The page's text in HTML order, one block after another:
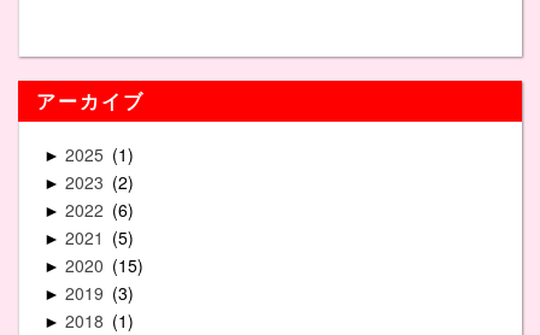
アーカイブ
► 2025 1
► 2023 2
► 2022 6
► 2021 5
► 2020 15
► 2019 3
► 2018 1